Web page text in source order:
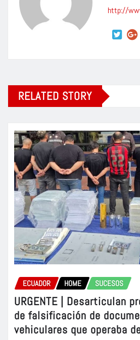
http://
RELATED STORY
ECUADOR HOME SUCESOS
URGENTE | Desarticulan
de falsificación de
vehiculares que operaba